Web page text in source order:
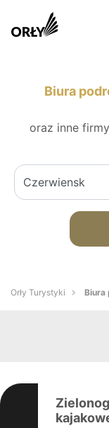
Biura
oraz inne
Orły Turystyki Biura